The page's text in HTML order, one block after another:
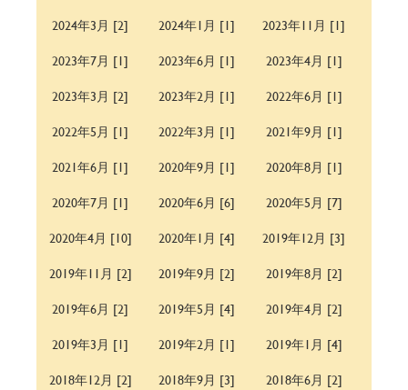
2024年3月 [2]
2024年1月 [1]
2023年11月 [1]
2023年7月 [1]
2023年6月 [1]
2023年4月 [1]
2023年3月 [2]
2023年2月 [1]
2022年6月 [1]
2022年5月 [1]
2022年3月 [1]
2021年9月 [1]
2021年6月 [1]
2020年9月 [1]
2020年8月 [1]
2020年7月 [1]
2020年6月 [6]
2020年5月 [7]
2020年4月 [10]
2020年1月 [4]
2019年12月 [3]
2019年11月 [2]
2019年9月 [2]
2019年8月 [2]
2019年6月 [2]
2019年5月 [4]
2019年4月 [2]
2019年3月 [1]
2019年2月 [1]
2019年1月 [4]
2018年12月 [2]
2018年9月 [3]
2018年6月 [2]